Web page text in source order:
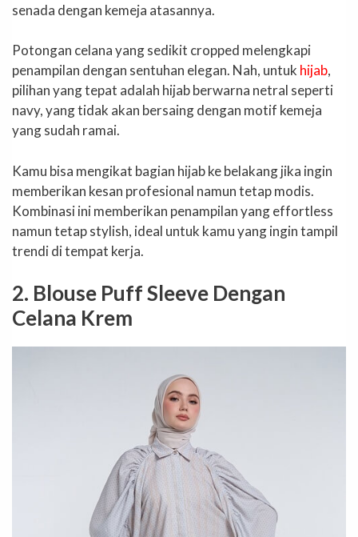
senada dengan kemeja atasannya.
Potongan celana yang sedikit cropped melengkapi
penampilan dengan sentuhan elegan. Nah, untuk hijab,
pilihan yang tepat adalah hijab berwarna netral seperti
navy, yang tidak akan bersaing dengan motif kemeja
yang sudah ramai.
Kamu bisa mengikat bagian hijab ke belakang jika ingin
memberikan kesan profesional namun tetap modis.
Kombinasi ini memberikan penampilan yang effortless
namun tetap stylish, ideal untuk kamu yang ingin tampil
trendi di tempat kerja.
2. Blouse Puff Sleeve Dengan
Celana Krem